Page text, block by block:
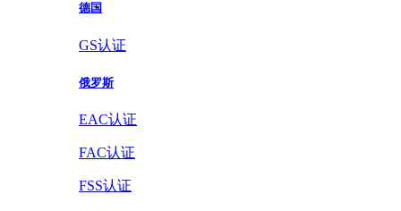
德国
GS认证
俄罗斯
EAC认证
FAC认证
FSS认证